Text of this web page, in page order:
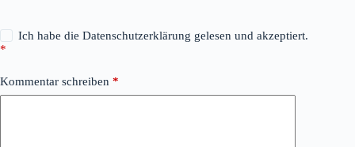
Ich habe die Datenschutzerklärung gelesen und akzeptiert.
*
Kommentar schreiben *